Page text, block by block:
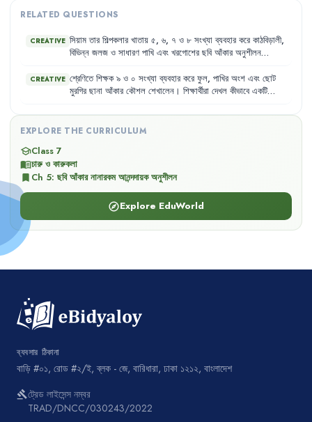
RELATED QUESTIONS
CREATIVE সিয়াম তার শিল্পকলার খাতায় ৫, ৬, ৭ ও ৮ সংখ্যা ব্যবহার করে কাঠবিড়ালী,
বিভিন্ন জলজ ও সাধারণ পাখি এবং খরগোশের ছবি আঁকার অনুশীলন
ফুটিয়ে তুলতে সাহায্য করছে এবং এতে তার অঙ্কন দক্ষতা আরও বাড়ছে
CREATIVE শ্রেণিতে শিক্ষক ৯ ও ০ সংখ্যা ব্যবহার করে ফুল, পাখির অংশ এবং ছোট
মুরগির ছানা আঁকার কৌশল শেখালেন । শিক্ষার্থীরা দেখল কীভাবে একটি
এই অনুশীলনের মাধ্যমে তারা বুঝতে পারল যে যেকোনো আকৃতি থেকেই
সৃজনশীল কিছু তৈরি করা সম্ভব
EXPLORE THE CURRICULUM
schoolClass 7
menu_bookচারু ও কারুকলা
bookmark Ch 5: ছবি আঁকার নানারকম আনন্দদায়ক অনুশীলন
exploreExplore EduWorld
ব্যবসার ঠিকানা
বাড়ি #০১, রোড #২/ই, ব্লক - জে, বারিধারা, ঢাকা ১২১২, বাংলাদেশ
gavelট্রেড লাইসেন্স নম্বর
TRAD/DNCC/030243/2022